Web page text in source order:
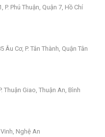
Phú Thuận, Quận 7, Hồ Chí
Âu Cơ, P. Tân Thành, Quận Tân
Thuận Giao, Thuận An, Bình
Nghệ An